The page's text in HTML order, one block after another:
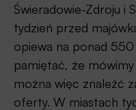
Świeradowie-Zdroju i
tydzień przed
opiewa na ponad
pamiętać, że
można więc znaleźć
oferty. W miastach